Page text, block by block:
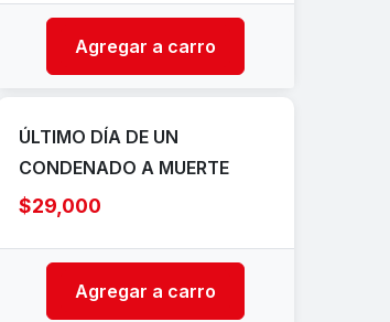
Agregar a carro
ÚLTIMO DÍA DE UN
CONDENADO A MUERTE
$29,000
Agregar a carro